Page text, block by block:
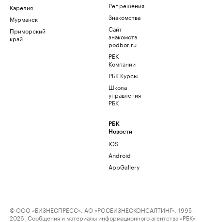
Карелия
Мурманск
Приморский
край
Рег.решения
Знакомства
Сайт
знакомств
podbor.ru
РБК
Компании
РБК Курсы
Школа
управления
РБК
РБК
Новости
iOS
Android
AppGallery
© ООО «БИЗНЕСПРЕСС», АО «РОСБИЗНЕСКОНСАЛТИНГ», 1995–
2026. Сообщения и материалы информационного агентства «РБК»